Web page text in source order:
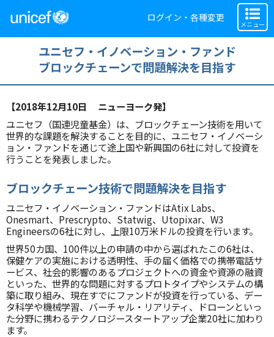
ログイン・各種変更
メニュー
ユニセフ・イノベーション・ファンド
ブロックチェーンで問題解決を目指す
【2018年12月10日 ニューヨーク発】
ユニセフ（国連児童基金）は、ブロックチェーン技術を用いて
世界的な課題を解決することを目的に、ユニセフ・イノベーシ
ョン・ファンドを通じて途上国や新興国の6社に対して投資を
行うことを発表しました。
ブロックチェーン技術で問題解決を目指す
ユニセフ・イノベーション・ファンドはAtix Labs、
Onesmart、Prescrypto、Statwig、Utopixar、W3
Engineersの6社に対し、上限10万米ドルの投資を行います。
世界50カ国、100件以上の申請の中から選ばれたこの6社は、
保健ケアの実施における透明性、手の届く価格での携帯電話サ
ービス、社会的影響のあるプロジェクトへの資金や資源の融資
といった、世界的な問題に対するプロトタイプやシステムの構
築に取り組み、現在すでにファンドが投資を行っている、デー
タ科学や機械学習、バーチャル・リアリティ、ドローンといっ
た分野に携わるテクノロジースタートアップ企業20社に加わり
ます。